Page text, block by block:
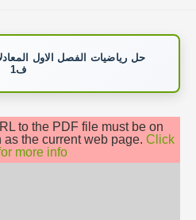
حل رياضيات الفصل الاول
ف1
to the PDF file must be on
the current web page. Click
more info